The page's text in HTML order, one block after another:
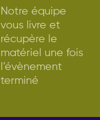
Notre équipe
vous livre et
récupère le
matériel une fois
l’évènement
terminé